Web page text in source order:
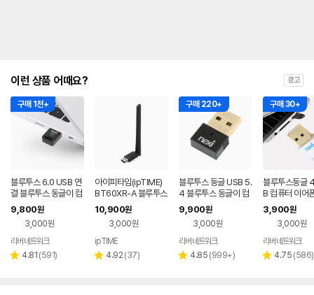
이런 상품 어때요? 광고
구매 1천+
블루투스 6.0 USB 연
결 블루투스 동글이 컴
퓨터 동글 이어폰 무선
수신기 어댑터 동그리
9,800원
3,000원
페이
리버네트워크
별 4.81 리
(591)
아이피타임(ipTIME)
BT60XR-A 블루투스
동글 6.0 외장안테나 1
00M 멀티페어링 16
개 오토페어링
10,900원
3,000원
ipTIME
별 4.92 리
(37)
구매 220+
블루투스 동글 USB 5.
4 블루투스 동글이 컴
퓨터 연결 무선 수신기
동그리
9,900원
3,000원
페이
리버네트워크
별 4.85 리
(999+)
구매 30+
블루투스동글
B 컴퓨터 이어
무선 수신기 동
글 블루투스동
3,900원
3,000원
리버네트워크
별 4.75 리
(586)